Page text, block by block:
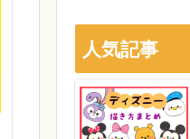
人気記事